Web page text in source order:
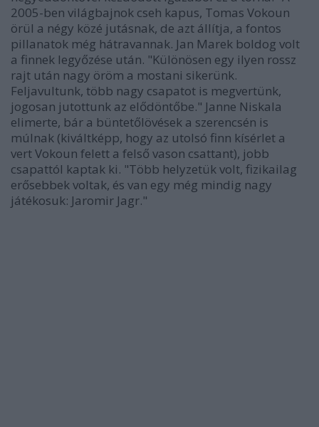
2005-ben világbajnok cseh kapus, Tomas Vokoun
örül a négy közé jutásnak, de azt állítja, a fontos
pillanatok még hátravannak. Jan Marek boldog volt
a finnek legyőzése után. "Különösen egy ilyen rossz
rajt után nagy öröm a mostani sikerünk.
Feljavultunk, több nagy csapatot is megvertünk,
jogosan jutottunk az elődöntőbe." Janne Niskala
elimerte, bár a büntetőlövések a szerencsén is
múlnak (kiváltképp, hogy az utolsó finn kísérlet a
vert Vokoun felett a felső vason csattant), jobb
csapattól kaptak ki. "Több helyzetük volt, fizikailag
erősebbek voltak, és van egy még mindig nagy
játékosuk: Jaromir Jagr."